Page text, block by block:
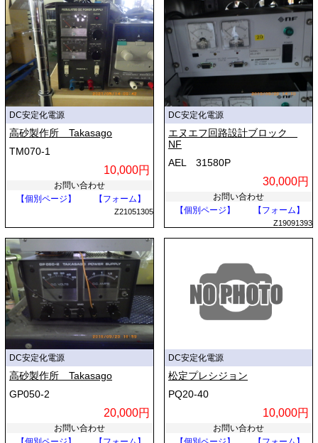
DC安定化電源
高砂製作所 Takasago
TM070-1
10,000円
お問い合わせ
【個別ページ】
【フォーム】
Z21051305
DC安定化電源
エヌエフ回路設計ブロック
NF
AEL 31580P
30,000円
お問い合わせ
【個別ページ】
【フォーム】
Z19091393
DC安定化電源
高砂製作所 Takasago
GP050-2
20,000円
お問い合わせ
DC安定化電源
松定プレシジョン
PQ20-40
10,000円
お問い合わせ